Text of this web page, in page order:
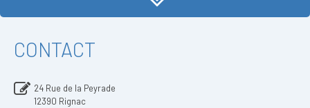
CONTACT
24 Rue de la Peyrade
12390 Rignac